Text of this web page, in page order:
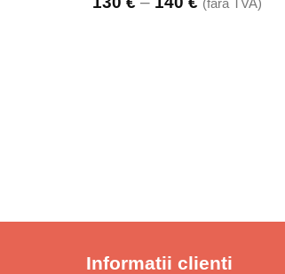
de
Informatii clienti